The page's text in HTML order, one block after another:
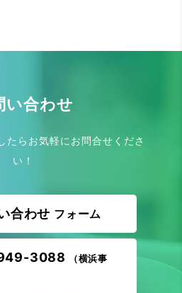
い合わせ
たらお気軽にお問合せくださ
い！
合わせ フォーム
3088 （横浜事